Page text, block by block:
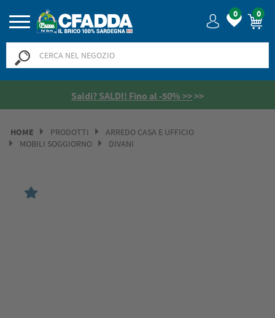
0 0
Saldi? SALDI! Fino al -50% >>>>
HOME PRODOTTI
ARREDO CASA E UFFICIO
MOBILI SOGGIORNO
DIVANI